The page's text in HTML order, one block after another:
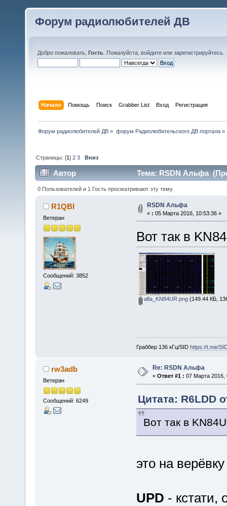
Форум радиолюбителей ДВ
Добро пожаловать, Гость . Пожалуйста, войдите или зарегистрируйтесь
Начало Помощь Поиск Grabber List Вход Регистрация
Форум радиолюбителей ДВ » форум Радиолюбительского ДВ портала»
Страницы: [1]2 3 Вниз
Автор Тема: RSDN Альфа
0 Пользователей и 1 Гость просматривают эту тему.
R1QBI
Ветеран
Сообщений: 3852
RSDN Альфа
« : 05 Марта 2016, 10:53:36 »
Вот так в
alfa_KN84UR.png(149.44 КБ,
Граббер 136 кГц/SID https://t.me/
rw3adb
Ветеран
Сообщений: 6249
Re: RSDN Альфа
« Ответ #1 : 07 Марта 2016,
Цитата: R6LDD
Вот так в
это на
UPD - кстати,